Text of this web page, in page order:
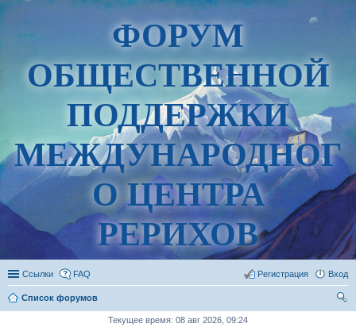
ФОРУМ
ОБЩЕСТВЕННОЙ
ПОДДЕРЖКИ
МЕЖДУНАРОДНОГ
О ЦЕНТРА
РЕРИХОВ
Ссылки FAQ Вход
Регистрация
Список форумов
Текущее время: 08 авг 2026, 09:24